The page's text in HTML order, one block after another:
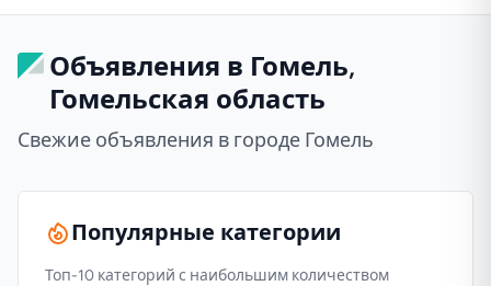
Объявления в Гомель,
Гомельская область
Свежие объявления в городе Гомель
Популярные категории
Топ-10 категорий с наибольшим количеством